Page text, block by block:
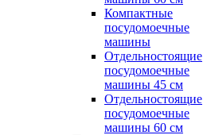
Компактные
посудомоечные
машины
Отдельностоящие
посудомоечные
машины 45 см
Отдельностоящие
посудомоечные
машины 60 см